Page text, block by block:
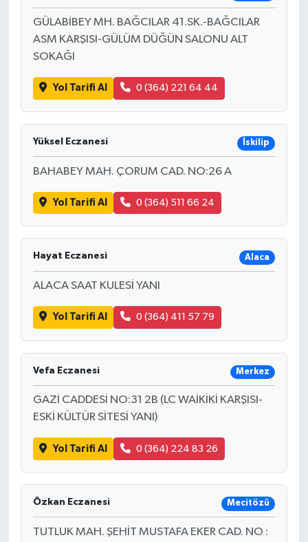
GÜLABİBEY MH. BAĞCILAR 41.SK.-BAĞCILAR
ASM KARŞISI-GÜLÜM DÜĞÜN SALONU ALT
SOKAĞI
Yol Tarifi Al 0 (364) 221 64 44
Yüksel Eczanesi İskilip
BAHABEY MAH. ÇORUM CAD. NO:26 A
Yol Tarifi Al 0 (364) 511 66 24
Hayat Eczanesi Alaca
ALACA SAAT KULESİ YANI
Yol Tarifi Al 0 (364) 411 57 79
Vefa Eczanesi Merkez
GAZİ CADDESİ NO:31 2B (LC WAİKİKİ KARŞISI-
ESKİ KÜLTÜR SİTESİ YANI)
Yol Tarifi Al 0 (364) 224 83 26
Özkan Eczanesi Mecitözü
TUTLUK MAH. ŞEHİT MUSTAFA EKER CAD. NO :